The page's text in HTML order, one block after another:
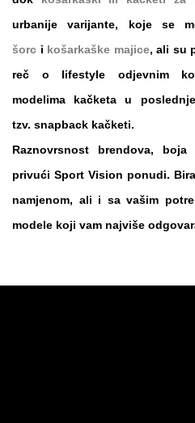
urbanije varijante, koje se
šorc i košarkaške majice, ali su
reč o lifestyle odjevnim
modelima kačketa u
tzv. snapback kačketi.
Raznovrsnost brendova,
privućiSport Vision ponudi.
namjenom, ali i sa vašim
modele koji vam najviše